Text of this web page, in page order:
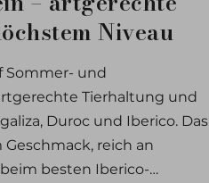
Niveau
Sommer- und
Tierhaltung und
Duroc und Iberico. Das
reich an
besten Iberico-